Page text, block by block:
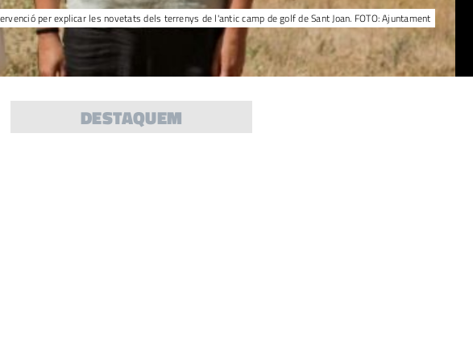
per explicar les novetats dels terrenys de l'antic camp de golf de Sant Joan. FOTO: Ajuntament
DESTAQUEM